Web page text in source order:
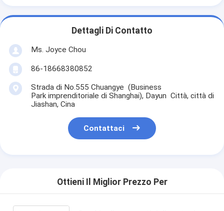
Dettagli Di Contatto
Ms. Joyce Chou
86-18668380852
Strada di No.555 Chuangye (Business
Park imprenditoriale di Shanghai), Dayun Città, città di
Jiashan, Cina
Contattaci
Ottieni Il Miglior Prezzo Per